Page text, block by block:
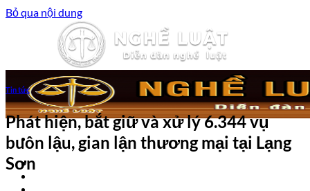
Bỏ qua nội dung
Trang chủ
Tin tức
Phát hiện, bắt giữ và xử lý 6.344 vụ
buôn lậu, gian lận thương mại tại Lạng
Sơn